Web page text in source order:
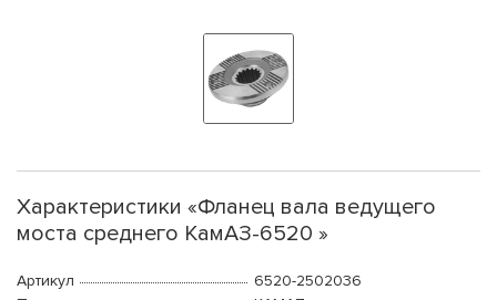
Характеристики «Фланец вала ведущего
моста среднего КамАЗ-6520 »
Артикул
6520-2502036